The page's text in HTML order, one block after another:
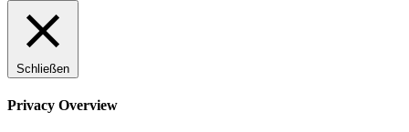
Schließen
Privacy Overview